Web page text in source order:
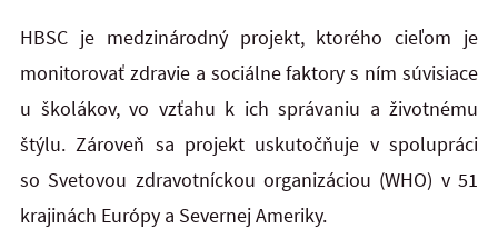
HBSC je medzinárodný projekt, ktorého cieľom je
monitorovať zdravie a sociálne faktory s ním súvisiace
u školákov, vo vzťahu k ich správaniu a životnému
štýlu. Zároveň sa projekt uskutočňuje v spolupráci
so Svetovou zdravotníckou organizáciou (WHO) v 51
krajinách Európy a Severnej Ameriky.